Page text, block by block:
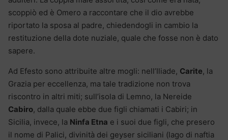
scoppiò ed è Omero a raccontare che il dio avrebbe
riportato la sposa al padre, chiedendogli in cambio la
restituzione della dote nuziale, quale che fosse non è dato
sapere.
Ad Efesto sono attribuite altre mogli: nell’Iliade, Carite, la
Grazia per eccellenza, ma tale tradizione non trova
riscontro in altri miti; sull’isola di Lemno, la Nereide
Cabiro, dalla quale ebbe due figli chiamati i Cabiri; in
Sicilia, invece, la Ninfa Etna e i suoi due figli, che presero
il nome di Palici, divinità dei geyser siciliani (lago di naftia